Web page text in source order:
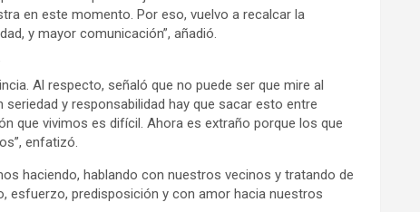
en este momento. Por eso, vuelvo a recalcar la
y mayor comunicación”, añadió.
Al respecto, señaló que no puede ser que mire al
y responsabilidad hay que sacar esto entre
que vivimos es difícil. Ahora es extraño porque los que
enfatizó.
haciendo, hablando con nuestros vecinos y tratando de
esfuerzo, predisposición y con amor hacia nuestros